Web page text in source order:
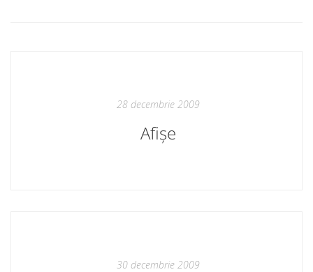
28 decembrie 2009
Afișe
30 decembrie 2009